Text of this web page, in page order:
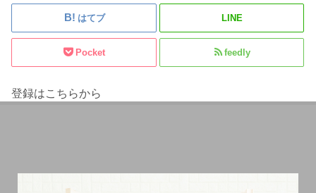
はてブ LINE
Pocket feedly
登録はこちらから